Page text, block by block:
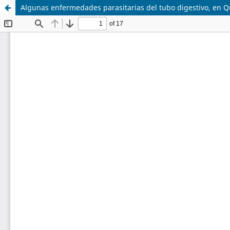
Algunas enfermedades parasitarias del tubo digestivo, en